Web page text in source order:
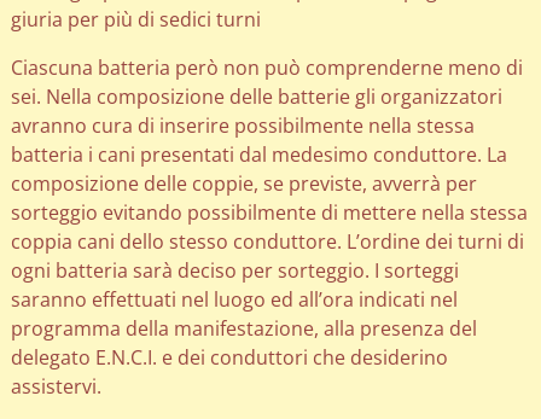
giuria per più di sedici turni
Ciascuna batteria però non può comprenderne meno di
sei. Nella composizione delle batterie gli organizzatori
avranno cura di inserire possibilmente nella stessa
batteria i cani presentati dal medesimo conduttore. La
composizione delle coppie, se previste, avverrà per
sorteggio evitando possibilmente di mettere nella stessa
coppia cani dello stesso conduttore. L’ordine dei turni di
ogni batteria sarà deciso per sorteggio. I sorteggi
saranno effettuati nel luogo ed all’ora indicati nel
programma della manifestazione, alla presenza del
delegato E.N.C.I. e dei conduttori che desiderino
assistervi.